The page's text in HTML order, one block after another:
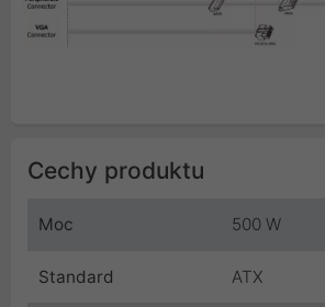
Cechy produktu
Moc 500 W
Standard ATX